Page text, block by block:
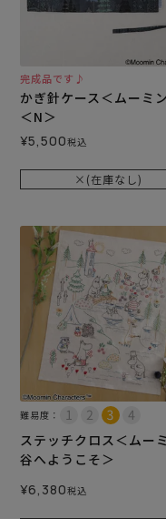
完成品です♪
かぎ針ケース＜ムーミ
＜N＞
¥5,500税込
×(在庫なし)
難易度：
ステッチクロス＜ムー
谷へようこそ＞
¥6,380税込